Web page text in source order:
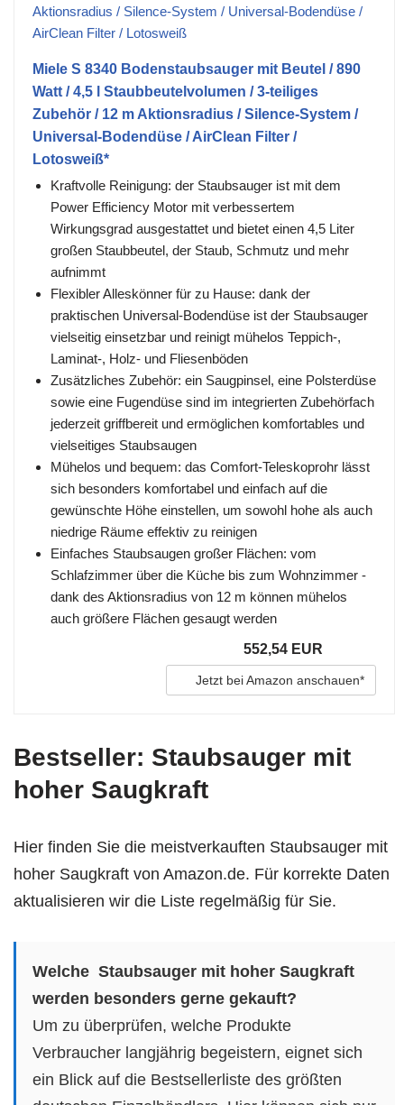
Miele S 8340 Bodenstaubsauger mit Beutel / 890
Watt / 4,5 l Staubbeutelvolumen / 3-teiliges
Zubehör / 12 m Aktionsradius / Silence-System /
Universal-Bodendüse / AirClean Filter /
Lotosweiß*
Kraftvolle Reinigung: der Staubsauger ist mit dem
Power Efficiency Motor mit verbessertem
Wirkungsgrad ausgestattet und bietet einen 4,5 Liter
großen Staubbeutel, der Staub, Schmutz und mehr
aufnimmt
Flexibler Alleskönner für zu Hause: dank der
praktischen Universal-Bodendüse ist der Staubsauger
vielseitig einsetzbar und reinigt mühelos Teppich-,
Laminat-, Holz- und Fliesenböden
Zusätzliches Zubehör: ein Saugpinsel, eine Polsterdüse
sowie eine Fugendüse sind im integrierten Zubehörfach
jederzeit griffbereit und ermöglichen komfortables und
vielseitiges Staubsaugen
Mühelos und bequem: das Comfort-Teleskoprohr lässt
sich besonders komfortabel und einfach auf die
gewünschte Höhe einstellen, um sowohl hohe als auch
niedrige Räume effektiv zu reinigen
Einfaches Staubsaugen großer Flächen: vom
Schlafzimmer über die Küche bis zum Wohnzimmer -
dank des Aktionsradius von 12 m können mühelos
auch größere Flächen gesaugt werden
552,54 EUR
Jetzt bei Amazon anschauen*
Bestseller: Staubsauger mit
hoher Saugkraft
Hier finden Sie die meistverkauften Staubsauger mit
hoher Saugkraft von Amazon.de. Für korrekte Daten
aktualisieren wir die Liste regelmäßig für Sie.
Welche Staubsauger mit hoher Saugkraft
werden besonders gerne gekauft?
Um zu überprüfen, welche Produkte
Verbraucher langjährig begeistern, eignet sich
ein Blick auf die Bestsellerliste des größten